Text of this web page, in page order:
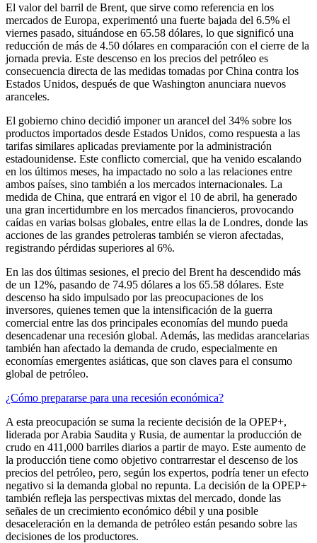
El valor del barril de Brent, que sirve como referencia en los
mercados de Europa, experimentó una fuerte bajada del 6.5% el
viernes pasado, situándose en 65.58 dólares, lo que significó una
reducción de más de 4.50 dólares en comparación con el cierre de la
jornada previa. Este descenso en los precios del petróleo es
consecuencia directa de las medidas tomadas por China contra los
Estados Unidos, después de que Washington anunciara nuevos
aranceles.
El gobierno chino decidió imponer un arancel del 34% sobre los
productos importados desde Estados Unidos, como respuesta a las
tarifas similares aplicadas previamente por la administración
estadounidense. Este conflicto comercial, que ha venido escalando
en los últimos meses, ha impactado no solo a las relaciones entre
ambos países, sino también a los mercados internacionales. La
medida de China, que entrará en vigor el 10 de abril, ha generado
una gran incertidumbre en los mercados financieros, provocando
caídas en varias bolsas globales, entre ellas la de Londres, donde las
acciones de las grandes petroleras también se vieron afectadas,
registrando pérdidas superiores al 6%.
En las dos últimas sesiones, el precio del Brent ha descendido más
de un 12%, pasando de 74.95 dólares a los 65.58 dólares. Este
descenso ha sido impulsado por las preocupaciones de los
inversores, quienes temen que la intensificación de la guerra
comercial entre las dos principales economías del mundo pueda
desencadenar una recesión global. Además, las medidas arancelarias
también han afectado la demanda de crudo, especialmente en
economías emergentes asiáticas, que son claves para el consumo
global de petróleo.
¿Cómo prepararse para una recesión económica?
A esta preocupación se suma la reciente decisión de la OPEP+,
liderada por Arabia Saudita y Rusia, de aumentar la producción de
crudo en 411,000 barriles diarios a partir de mayo. Este aumento de
la producción tiene como objetivo contrarrestar el descenso de los
precios del petróleo, pero, según los expertos, podría tener un efecto
negativo si la demanda global no repunta. La decisión de la OPEP+
también refleja las perspectivas mixtas del mercado, donde las
señales de un crecimiento económico débil y una posible
desaceleración en la demanda de petróleo están pesando sobre las
decisiones de los productores.